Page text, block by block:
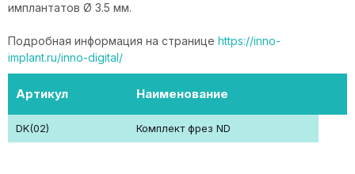
имплантатов Ø 3.5 мм.
Подробная информация на странице https://inno-
implant.ru/inno-digital/
Артикул Наименование
DK(02) Комплект фрез ND